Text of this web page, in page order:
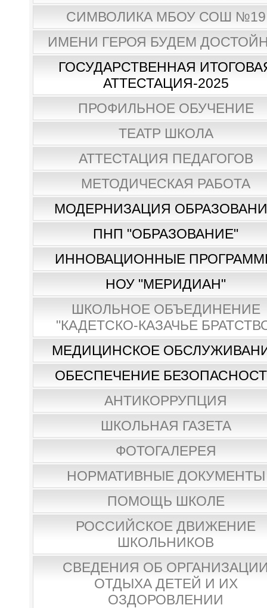
СИМВОЛИКА МБОУ СОШ №19
ИМЕНИ ГЕРОЯ БУДЕМ
ГОСУДАРСТВЕННАЯ
АТТЕСТАЦИЯ-2025
ПРОФИЛЬНОЕ ОБУЧЕНИЕ
ТЕАТР ШКОЛА
АТТЕСТАЦИЯ ПЕДАГОГОВ
МЕТОДИЧЕСКАЯ РАБОТА
МОДЕРНИЗАЦИЯ
ПНП "ОБРАЗОВАНИЕ"
ИННОВАЦИОННЫЕ
НОУ "МЕРИДИАН"
ШКОЛЬНОЕ ОБЪЕДИНЕНИЕ
"КАДЕТСКО-КАЗАЧЬЕ
МЕДИЦИНСКОЕ
ОБЕСПЕЧЕНИЕ
АНТИКОРРУПЦИЯ
ШКОЛЬНАЯ ГАЗЕТА
ФОТОГАЛЕРЕЯ
НОРМАТИВНЫЕ ДОКУМЕНТЫ
ПОМОЩЬ ШКОЛЕ
РОССИЙСКОЕ ДВИЖЕНИЕ
ШКОЛЬНИКОВ
СВЕДЕНИЯ ОБ
ОТДЫХА ДЕТЕЙ И ИХ
ОЗДОРОВЛЕНИИ